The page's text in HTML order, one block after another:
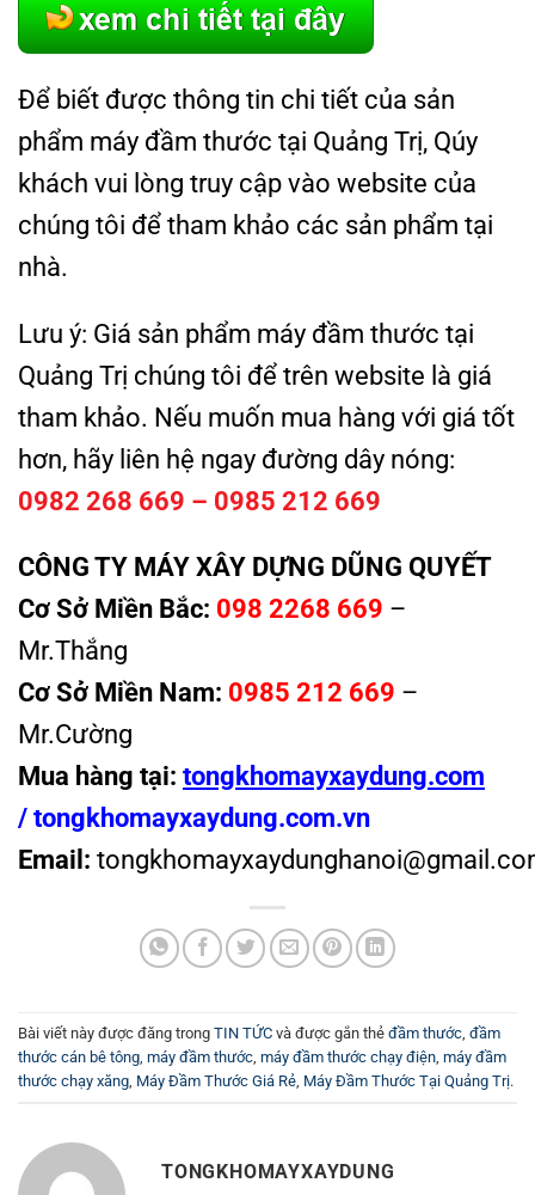
Để biết được thông tin chi tiết của sản
phẩm máy đầm thước tại Quảng Trị, Qúy
khách vui lòng truy cập vào website của
chúng tôi để tham khảo các sản phẩm tại
nhà.
Lưu ý: Giá sản phẩm máy đầm thước tại
Quảng Trị chúng tôi để trên website là giá
tham khảo. Nếu muốn mua hàng với giá tốt
hơn, hãy liên hệ ngay đường dây nóng:
0982 268 669 – 0985 212 669
CÔNG TY MÁY XÂY DỰNG DŨNG QUYẾT
Cơ Sở Miền Bắc: 098 2268 669 –
Mr.Thắng
Cơ Sở Miền Nam: 0985 212 669 –
Mr.Cường
Mua hàng tại: tongkhomayxaydung.com
/tongkhomayxaydung.com.vn
Email:
Bài viết này được đăng trong TIN TỨC và được gắn thẻ đầm thước đầm
thước cán bê tông máy đầm thước máy đầm thước chạy điện máy đầm
thước chạy xăng Máy Đầm Thước Giá Rẻ Máy Đầm Thước Tại Quảng Trị.
TONGKHOMAYXAYDUNG